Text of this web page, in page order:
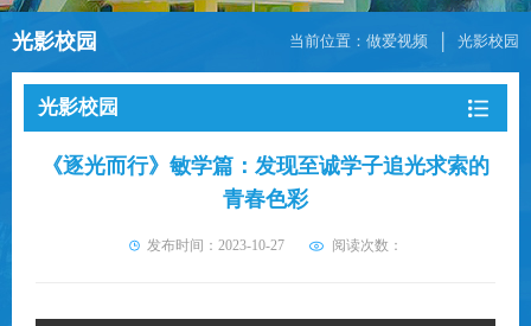
当前位置： 做爱视频 光影校园
光影校园
光影校园
《逐光而行》敏学篇：发现至诚学子追光求索的
青春色彩
发布时间：2023-10-27 阅读次数：